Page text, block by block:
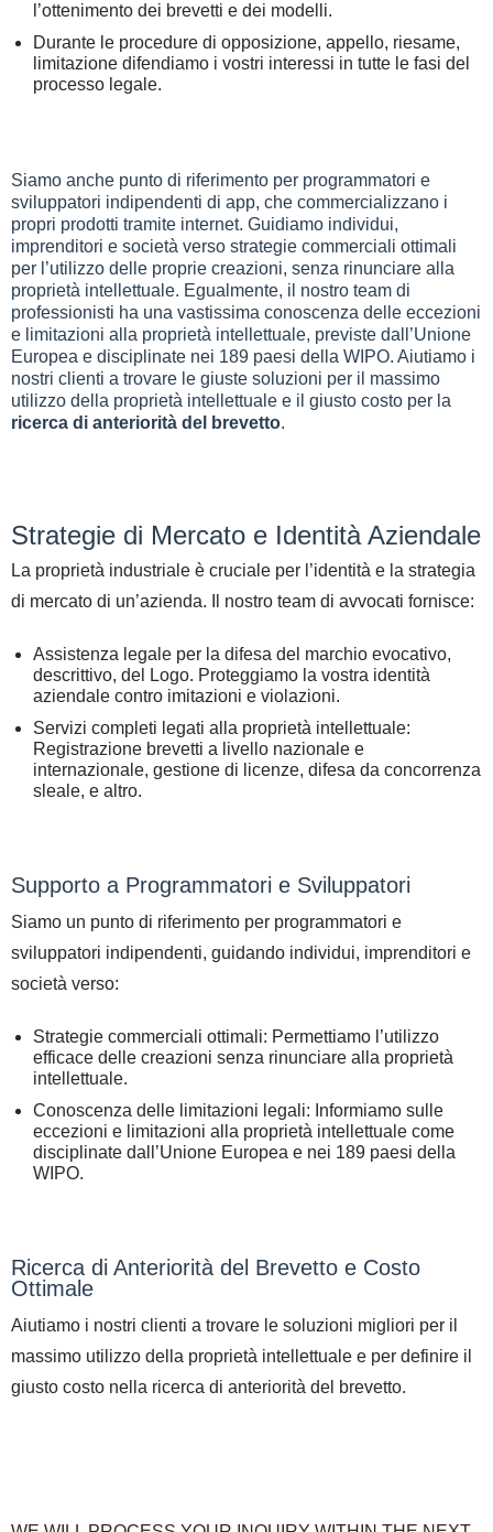
l’ottenimento dei brevetti e dei modelli.
Durante le procedure di opposizione, appello, riesame,
limitazione difendiamo i vostri interessi in tutte le fasi del
processo legale.
Siamo anche punto di riferimento per programmatori e
sviluppatori indipendenti di app, che commercializzano i
propri prodotti tramite internet. Guidiamo individui,
imprenditori e società verso strategie commerciali ottimali
per l’utilizzo delle proprie creazioni, senza rinunciare alla
proprietà intellettuale. Egualmente, il nostro team di
professionisti ha una vastissima conoscenza delle eccezioni
e limitazioni alla proprietà intellettuale, previste dall’Unione
Europea e disciplinate nei 189 paesi della WIPO. Aiutiamo i
nostri clienti a trovare le giuste soluzioni per il massimo
utilizzo della proprietà intellettuale e il giusto costo per la
ricerca di anteriorità del brevetto.
Strategie di Mercato e Identità Aziendale
La proprietà industriale è cruciale per l’identità e la strategia
di mercato di un’azienda. Il nostro team di avvocati fornisce:
Assistenza legale per la difesa del marchio evocativo,
descrittivo, del Logo. Proteggiamo la vostra identità
aziendale contro imitazioni e violazioni.
Servizi completi legati alla proprietà intellettuale:
Registrazione brevetti a livello nazionale e
internazionale, gestione di licenze, difesa da concorrenza
sleale, e altro.
Supporto a Programmatori e Sviluppatori
Siamo un punto di riferimento per programmatori e
sviluppatori indipendenti, guidando individui, imprenditori e
società verso:
Strategie commerciali ottimali: Permettiamo l’utilizzo
efficace delle creazioni senza rinunciare alla proprietà
intellettuale.
Conoscenza delle limitazioni legali: Informiamo sulle
eccezioni e limitazioni alla proprietà intellettuale come
disciplinate dall’Unione Europea e nei 189 paesi della
WIPO.
Ricerca di Anteriorità del Brevetto e Costo
Ottimale
Aiutiamo i nostri clienti a trovare le soluzioni migliori per il
massimo utilizzo della proprietà intellettuale e per definire il
giusto costo nella ricerca di anteriorità del brevetto.